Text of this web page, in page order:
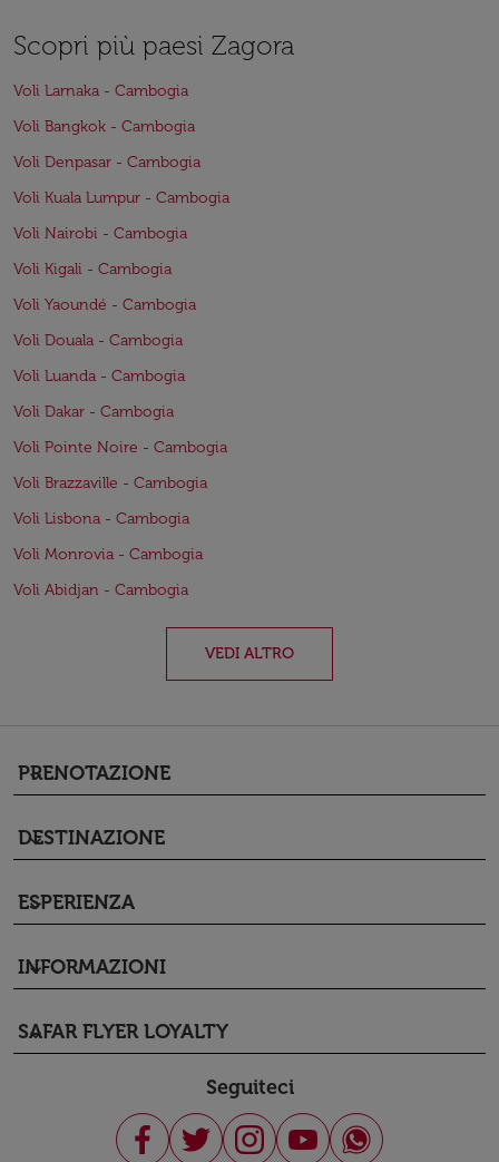
Scopri più paesi Zagora
Voli Larnaka - Cambogia
Voli Bangkok - Cambogia
Voli Denpasar - Cambogia
Voli Kuala Lumpur - Cambogia
Voli Nairobi - Cambogia
Voli Kigali - Cambogia
Voli Yaoundé - Cambogia
Voli Douala - Cambogia
Voli Luanda - Cambogia
Voli Dakar - Cambogia
Voli Pointe Noire - Cambogia
Voli Brazzaville - Cambogia
Voli Lisbona - Cambogia
Voli Monrovia - Cambogia
Voli Abidjan - Cambogia
VEDI ALTRO
PRENOTAZIONE
keyboard_arrow_down
DESTINAZIONE
keyboard_arrow_down
ESPERIENZA
keyboard_arrow_down
INFORMAZIONI
keyboard_arrow_down
SAFAR FLYER LOYALTY
keyboard_arrow_down
Seguiteci